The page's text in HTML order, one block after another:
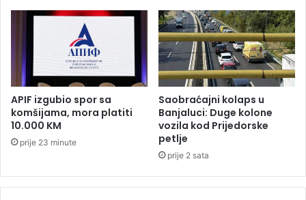
,
u
j
o
š
m
APIF izgubio spor sa
komšijama, mora platiti
10.000 KM
prije 23 minute
Saobraćajni kolaps u
Banjaluci: Duge kolone
vozila kod Prijedorske
petlje
prije 2 sata